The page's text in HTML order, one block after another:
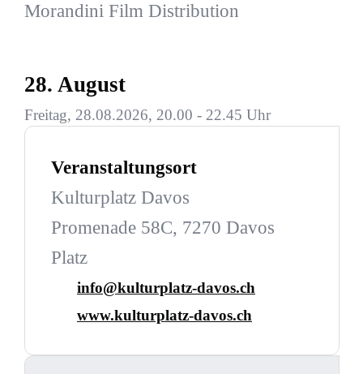
Morandini Film Distribution
28. August
Freitag, 28.08.2026, 20.00 - 22.45 Uhr
Veranstaltungsort
Kulturplatz Davos
Promenade 58C, 7270 Davos
Platz
info@kulturplatz-davos.ch
www.kulturplatz-davos.ch